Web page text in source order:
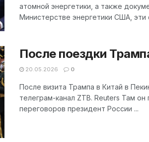
атомной энергетики, а также
Министерстве энергетики США, эти
После поездки
20.05.2026 0
После визита Трампа в Китай в
телеграм-канал ZTB. Reuters Там
переговоров президент России ...